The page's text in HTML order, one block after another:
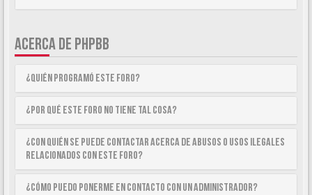
ACERCA DE PHPBB
¿Quién programó este foro?
¿Por qué este foro no tiene tal cosa?
¿Con quién se puede contactar acerca de abusos o usos ilegales
relacionados con este foro?
¿Cómo puedo ponerme en contacto con un Administrador?